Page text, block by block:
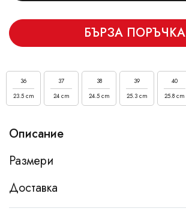
БЪРЗА ПОРЪЧКА
36
23.5 cm
37
24 cm
38
24.5 cm
39
25.3 cm
40
25.8 cm
Описание
Размери
Доставка